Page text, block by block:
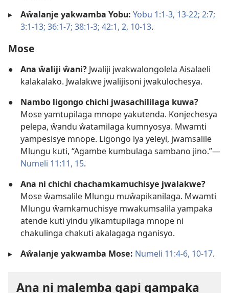
▸
Aŵalanje yakwamba Yobu: Yobu 1:1-3, 13-22; 2:7;
3:1-13; 36:1-7; 38:1-3; 42:1, 2, 10-13.
Mose
● Ana ŵaliji ŵani? Jwaliji jwakwalongolela Aisalaeli
kalakalako. Jwalakwe jwalijisoni jwakulochesya.
●
Nambo ligongo chichi jwasachililaga kuwa?
Mose yamtupilaga mnope yakutenda. Konjechesya
pelepa, ŵandu ŵatamilaga kumnyosya. Mwamti
yampesisye mnope. Ligongo lya yeleyi, jwamsalile
Mlungu kuti, “Agambe kumbulaga sambano jino.”—
Numeli 11:11, 15.
●
Ana ni chichi chachamkamuchisye jwalakwe?
Mose ŵamsalile Mlungu muŵapikanilaga. Mwamti
Mlungu ŵamkamuchisye mwakumsalila yampaka
atende kuti yindu yikamtupilaga mnope ni
chakulinga chakuti akalagaga nganisyo.
▸
Aŵalanje yakwamba Mose: Numeli 11:4-6, 10-17.
Ana ni malemba gapi gampaka